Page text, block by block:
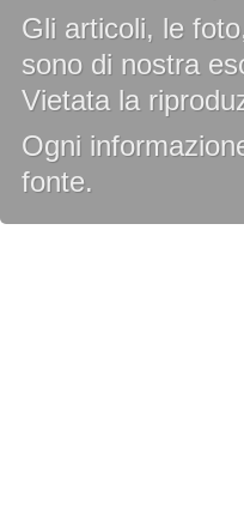
Gli articoli, le
sono di nostra
Vietata la
Ogni
fonte.